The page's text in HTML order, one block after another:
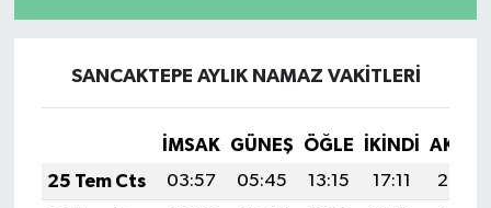
SANCAKTEPE AYLIK NAMAZ VAKITLERI
İMSAK GÜNEŞ ÖĞLE İKINDI
25 Tem Cts
03:57 05:45 13:15 17:11
20:34